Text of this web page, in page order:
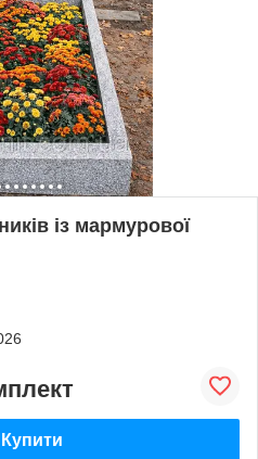
із мармурової
Купити